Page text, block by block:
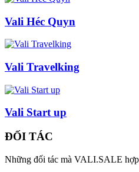
Vali Héc Quyn
Vali Travelking
Vali Start up
ĐỐI TÁC
Những đối tác mà VALI.SALE hợp